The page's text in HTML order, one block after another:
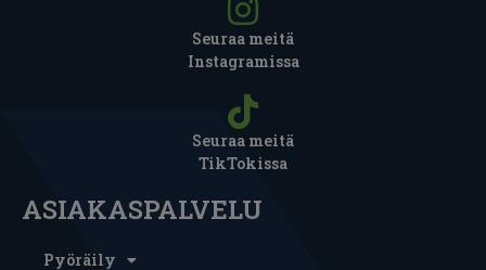
Seuraa meitä
Instagramissa
Seuraa meitä
TikTokissa
ASIAKASPALVELU
Pyöräily